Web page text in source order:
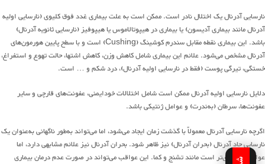
نارسایی آدرنال یک اختلال نادر است. ممکن است به علت بیماری غدد فوق کلیوی (نارسایی اولیه
آدرنال مانند بیماری آدیسون) یا بیماری در هیپوتالاموس یا هیپوفیز (نارسایی ثانویه آدرنال)
باشد. این بیماری نقطه مقابل سندرم کوشینگ (Cushing) است و با سطح پایین هورمون‌های
آدرنال مشخص می‌شود. علائم این بیماری شامل کاهش وزن، کاهش اشتها، حالت تهوع و استفراغ،
خستگی، تیرگی پوست (فقط در نارسایی اولیه آدرنال)، درد شکم و … است.
دلایل نارسایی اولیه آدرنال ممکن است شامل اختلالات خود‌ایمنی، عفونت‌های قارچی و سایر
عفونت‌ها، سرطان (به‌ندرت) و عوامل ژنتیکی باشد.
اگرچه نارسایی آدرنال معمولاً با گذشت زمان ایجاد می‌شود، اما می‌تواند به‌طور ناگهانی به‌عنوان یک
نارسایی حاد آدرنال (بحران آدرنال) نیز ظاهر شود. بحران آدرنال نیز علائم مشابهی دارد، اما
عواقب آن جدی‌تر است مانند تشنج و کما. این عواقب می‌تواند در صورت عدم درمان بیماری